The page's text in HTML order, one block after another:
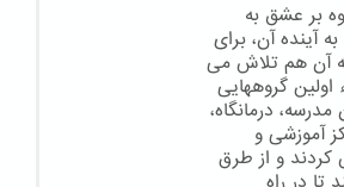
بر عشق به
آینده آن، برای
آن هم تلاش می
اولین گروههایی
مدرسه، درمانگاه،
آموزشی و
و از طرق